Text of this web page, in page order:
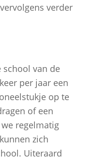
verder
school van de
per jaar een
op te
of een
regelmatig
zich
Uiteraard